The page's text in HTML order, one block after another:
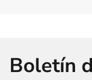
Boletín